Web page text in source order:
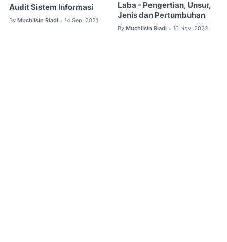
Audit Sistem Informasi
By Muchlisin Riadi • 14 Sep, 2021
Laba - Pengertian, Unsur,
Jenis dan Pertumbuhan
By Muchlisin Riadi • 10 Nov, 2022